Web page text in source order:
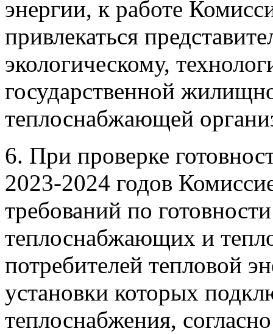
энергии, к работе
привлекаться
экологическому,
государственной
теплоснабжающей
6. При проверке
2023-2024 годов
требований по
теплоснабжающих и
потребителей тепловой
установки которых
теплоснабжения,